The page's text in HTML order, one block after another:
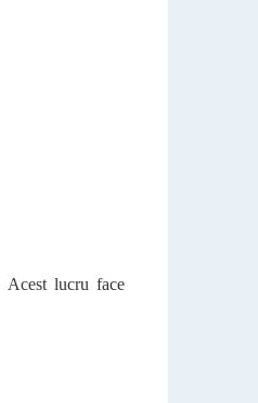
Acest lucru face